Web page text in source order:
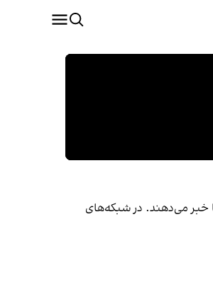
خبر می‌دهند. در شبکه‌های